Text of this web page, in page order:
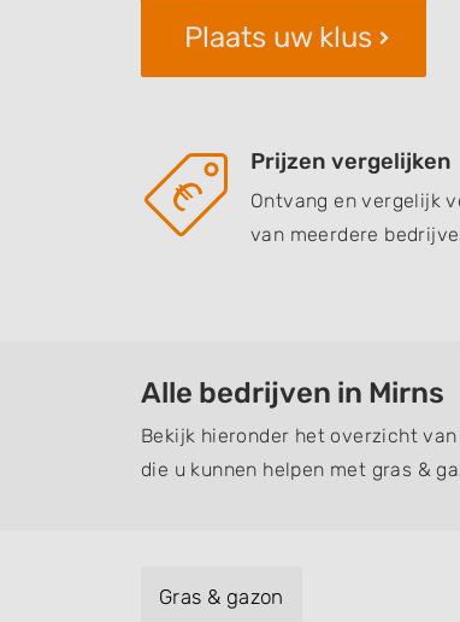
Plaats uw klus
Prijzen vergelijken
Ontvang en vergelijk
van meerdere
Alle bedrijven in Mirns
Bekijk hieronder het overzicht
die u kunnen helpen met gras &
Gras & gazon